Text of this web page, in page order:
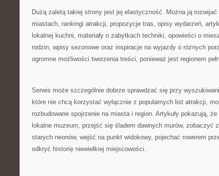
Dużą zaletą takiej strony jest jej elastyczność. Można ją rozwijać
miastach, rankingi atrakcji, propozycje tras, opisy wydarzeń,
lokalnej kuchni, materiały o zabytkach techniki, opowieści o
rodzin, wpisy sezonowe oraz inspiracje na wyjazdy o różnych
ogromne możliwości tworzenia treści, ponieważ jest regionem
Serwis może szczególnie dobrze sprawdzać się przy
które nie chcą korzystać wyłącznie z popularnych list atrakcji,
rozbudowane spojrzenie na miasta i region. Artykuły pokazują,
lokalne muzeum, przejść się śladem dawnych murów, zobaczyć
starych neonów, wejść na punkt widokowy, pojechać rowerem
odkryć historię niewielkiej miejscowości.